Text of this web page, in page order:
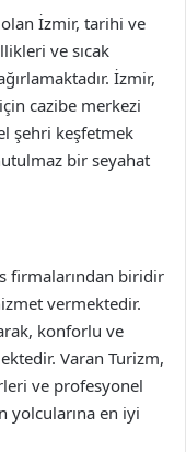
İzmir, tarihi ve
ve sıcak
İzmir,
cazibe merkezi
şehri keşfetmek
bir seyahat
firmalarından biridir
vermektedir.
konforlu ve
Varan Turizm,
ve profesyonel
yolcularına en iyi